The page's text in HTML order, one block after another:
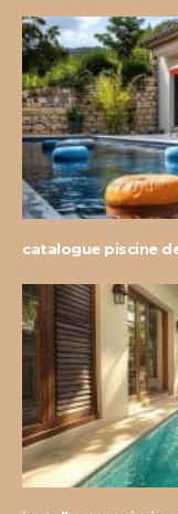
catalogue piscine